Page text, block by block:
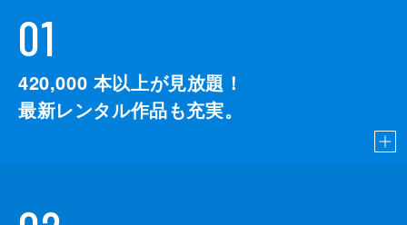
01
420,000 本以上が見放題！
最新レンタル作品も充実。